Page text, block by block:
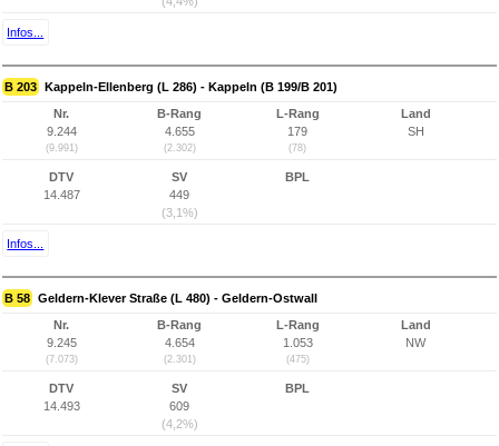
Infos...
B 203 Kappeln-Ellenberg (L 286) - Kappeln (B 199/B 201)
Nr.
9.244
(9.991)
B-Rang
4.655
(2.302)
L-Rang
179
(78)
Land
SH
DTV
14.487
SV
449
(3,1%)
BPL
Infos...
B 58 Geldern-Klever Straße (L 480) - Geldern-Ostwall
Nr.
9.245
(7.073)
B-Rang
4.654
(2.301)
L-Rang
1.053
(475)
Land
NW
DTV
14.493
SV
609
(4,2%)
BPL